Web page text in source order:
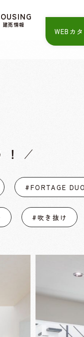
建売情報
#FORTAGE
#吹き抜け
WEBカ
を極めて重視
ください。